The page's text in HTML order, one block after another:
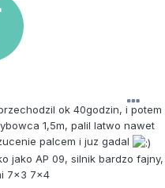
ok 40godzin, i potem
1,5m, palil latwo nawet
palcem i juz gadal
jako AP 09, silnik bardzo fajny,
7x3 7x4